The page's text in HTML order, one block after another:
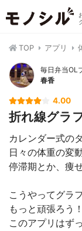
TOP アプリ
毎日弁当OL
春香
4.00
折れ線グラ
カレンダー式の
日々の体重の変
停滞期とか、痩
こうやってグラ
もっと頑張ろう
このアプリはず